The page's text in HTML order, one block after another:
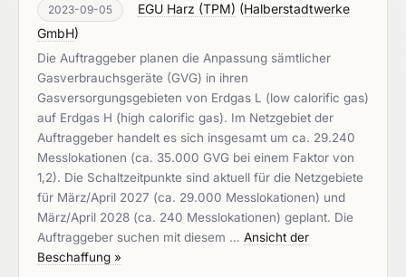
2023-09-05 EGU Harz (TPM) (Halberstadtwerke
GmbH)
Die Auftraggeber planen die Anpassung sämtlicher
Gasverbrauchsgeräte (GVG) in ihren
Gasversorgungsgebieten von Erdgas L (low calorific gas)
auf Erdgas H (high calorific gas). Im Netzgebiet der
Auftraggeber handelt es sich insgesamt um ca. 29.240
Messlokationen (ca. 35.000 GVG bei einem Faktor von
1,2). Die Schaltzeitpunkte sind aktuell für die Netzgebiete
für März/April 2027 (ca. 29.000 Messlokationen) und
März/April 2028 (ca. 240 Messlokationen) geplant. Die
Auftraggeber suchen mit diesem … Ansicht der
Beschaffung »